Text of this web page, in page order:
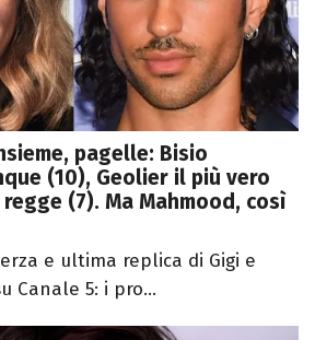
pagelle: Bisio
(10), Geolier il più vero
(7). Ma Mahmood, così
e ultima replica di Gigi e
Canale 5: i pro...